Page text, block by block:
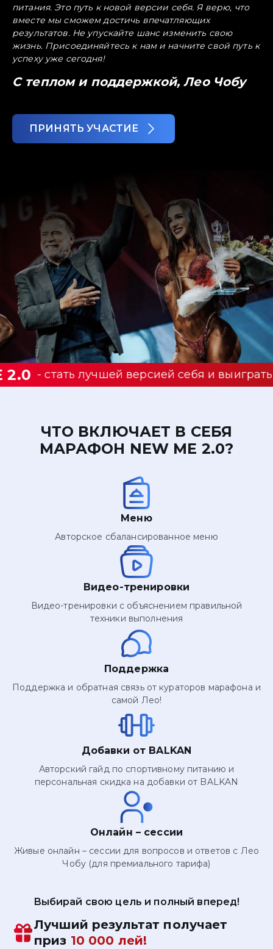
питания. Это путь к новой версии себя. Я верю, что
вместе мы сможем достичь впечатляющих
результатов. Не упускайте шанс изменить свою
жизнь. Присоединяйтесь к нам и начните свой путь к
успеху уже сегодня!
С теплом и поддержкой, Лео Чобу
ПРИНЯТЬ УЧАСТИЕ
лучшей версией себя и выиграть10
ЧТО ВКЛЮЧАЕТ В СЕБЯ
МАРАФОН NEW ME 2.0?
Меню
Авторское сбалансированное меню
Видео-тренировки
Видео-тренировки с объяснением правильной
техники выполнения
Поддержка
Поддержка и обратная связь от кураторов марафона и
самой Лео!
Добавки от BALKAN
Авторский гайд по спортивному питанию и
персональная скидка на добавки от BALKAN
Онлайн – сессии
Живые онлайн – сессии для вопросов и ответов с Лео
Чобу (для премиального тарифа)
Выбирай свою цель и полный вперед!
Лучший результат получает
приз 10 000 лей!